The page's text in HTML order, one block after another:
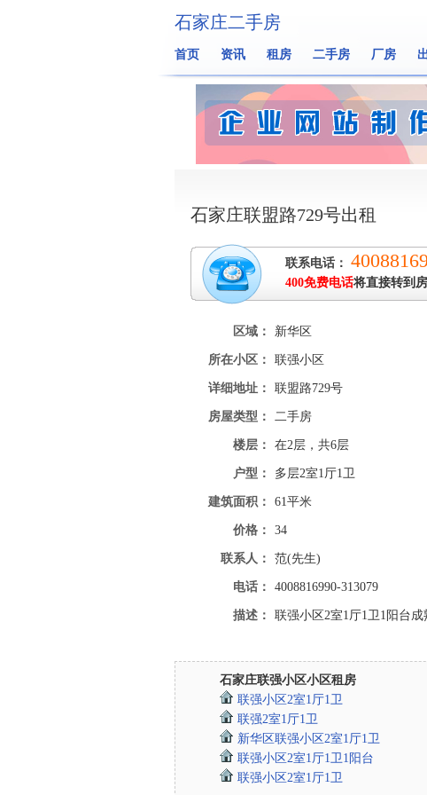
石家庄二手房
首页 资讯 租房 二手房 厂房
石家庄联盟路729号出租
联系电话：
400免费电话将直接转到
区域： 新华区
所在小区： 联强小区
详细地址： 联盟路729号
房屋类型： 二手房
楼层： 在2层，共6层
户型： 多层2室1厅1卫
建筑面积： 61平米
价格： 34
联系人： 范(先生)
电话： 4008816990-313079
描述： 联强小区2室1厅1卫1阳台成
石家庄联强小区小区租房
联强小区2室1厅1卫
联强2室1厅1卫
新华区联强小区2室1厅1卫
联强小区2室1厅1卫1阳台
联强小区2室1厅1卫